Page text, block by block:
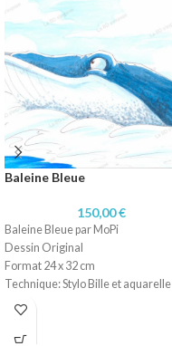
Baleine Bleue
150,00€
Baleine Bleue par MoPi
Dessin Original
Format 24 x 32 cm
Technique: Stylo Bille et aquarelle
Papier 220 gr